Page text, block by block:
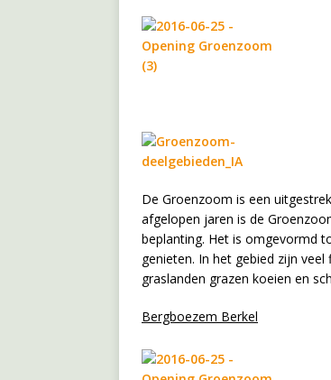
De Groenzoom is een
afgelopen jaren is de
beplanting. Het is omgevormd
genieten. In het gebied zijn
graslanden grazen koeien en
Bergboezem Berkel